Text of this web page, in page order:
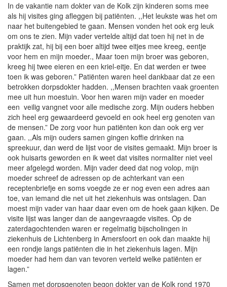
In de vakantie nam dokter van de Kolk zijn kinderen soms mee
als hij visites ging afleggen bij patiënten. ,,Het leukste was het om
naar het buitengebied te gaan. Mensen vonden het ook erg leuk
om ons te zien. Mijn vader vertelde altijd dat toen hij net in de
praktijk zat, hij bij een boer altijd twee eitjes mee kreeg, eentje
voor hem en mijn moeder., Maar toen mijn broer was geboren,
kreeg hij twee eieren en een kriel-eitje. En dat werden er twee
toen ik was geboren.” Patiënten waren heel dankbaar dat ze een
betrokken dorpsdokter hadden. ,,Mensen brachten vaak groenten
mee uit hun moestuin. Voor hen waren mijn vader en moeder
een veilig vangnet voor alle medische zorg. Mijn ouders hebben
zich heel erg gewaardeerd gevoeld en ook heel erg genoten van
de mensen.” De zorg voor hun patiënten kon dan ook erg ver
gaan. ,,Als mijn ouders samen gingen koffie drinken na
spreekuur, dan werd de lijst voor de visites gemaakt. Mijn broer is
ook huisarts geworden en ik weet dat visites normaliter niet veel
meer afgelegd worden. Mijn vader deed dat nog volop, mijn
moeder schreef de adressen op de achterkant van een
receptenbriefje en soms voegde ze er nog even een adres aan
toe, van iemand die net uit het ziekenhuis was ontslagen. Dan
moest mijn vader van haar daar even om de hoek gaan kijken. De
visite lijst was langer dan de aangevraagde visites. Op de
zaterdagochtenden waren er regelmatig bijscholingen in
ziekenhuis de Lichtenberg in Amersfoort en ook dan maakte hij
een rondje langs patiënten die in het ziekenhuis lagen. Mijn
moeder had hem dan van tevoren verteld welke patiënten er
lagen.”
Samen met dorpsgenoten begon dokter van de Kolk rond 1970